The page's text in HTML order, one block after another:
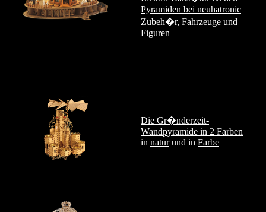
Pyramiden bei neuhatronic
Zubeh�r, Fahrzeuge und
Figuren
Die Gr�nderzeit-
Wandpyramide in 2 Farben
in naturund in Farbe